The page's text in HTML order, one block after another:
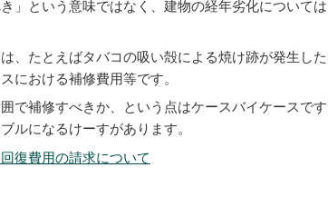
」という意味ではなく、建物の経年劣化について
、たとえばタバコの吸い殻による焼け跡が発生し
における補修費用等です。
で補修すべきか、という点はケースバイケースで
ルになるけーすがあります。
復費用の請求について